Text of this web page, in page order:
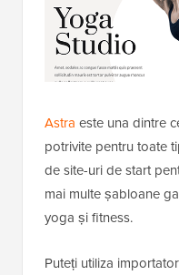
Astra este una dintre
potrivite pentru toate
de site-uri de start
mai multe șabloane
yoga și fitness.
Puteți utiliza